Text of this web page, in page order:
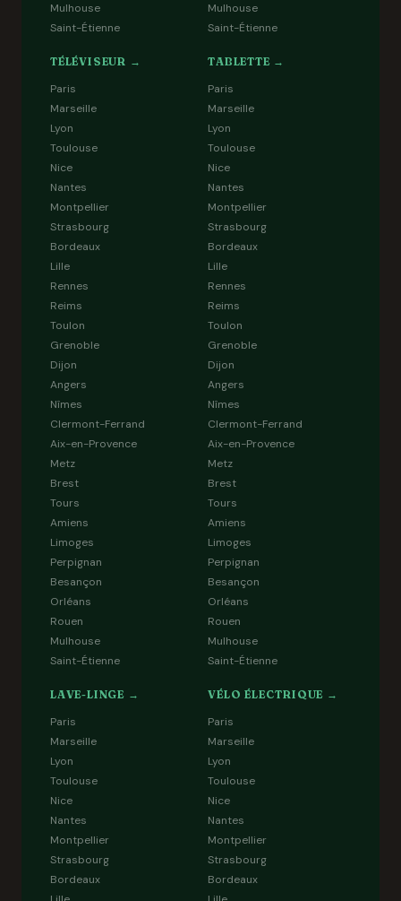
Mulhouse
Saint-Étienne
Mulhouse
Saint-Étienne
TÉLÉVISEUR →
Paris
Marseille
Lyon
Toulouse
Nice
Nantes
Montpellier
Strasbourg
Bordeaux
Lille
Rennes
Reims
Toulon
Grenoble
Dijon
Angers
Nîmes
Clermont-Ferrand
Aix-en-Provence
Metz
Brest
Tours
Amiens
Limoges
Perpignan
Besançon
Orléans
Rouen
Mulhouse
Saint-Étienne
TABLETTE →
Paris
Marseille
Lyon
Toulouse
Nice
Nantes
Montpellier
Strasbourg
Bordeaux
Lille
Rennes
Reims
Toulon
Grenoble
Dijon
Angers
Nîmes
Clermont-Ferrand
Aix-en-Provence
Metz
Brest
Tours
Amiens
Limoges
Perpignan
Besançon
Orléans
Rouen
Mulhouse
Saint-Étienne
LAVE-LINGE →
Paris
Marseille
Lyon
Toulouse
Nice
Nantes
Montpellier
Strasbourg
Bordeaux
VÉLO ÉLECTRIQUE →
Paris
Marseille
Lyon
Toulouse
Nice
Nantes
Montpellier
Strasbourg
Bordeaux